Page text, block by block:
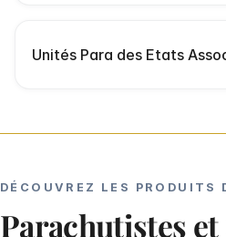
Unités Para des Etats
DÉCOUVREZ LES PRODUITS
Parachutistes